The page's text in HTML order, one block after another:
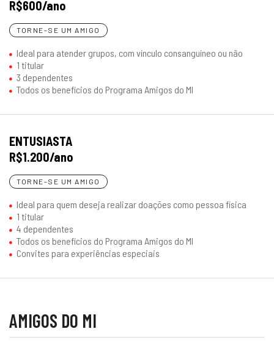
R$600/ano
TORNE-SE UM AMIGO
Ideal para atender grupos, com vínculo consanguíneo ou não
1 titular
3 dependentes
Todos os benefícios do Programa Amigos do MI
ENTUSIASTA
R$1.200/ano
TORNE-SE UM AMIGO
Ideal para quem deseja realizar doações como pessoa física
1 titular
4 dependentes
Todos os benefícios do Programa Amigos do MI
Convites para experiências especiais
AMIGOS DO MI